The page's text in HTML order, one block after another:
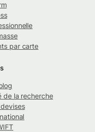
par carte
de la recherche